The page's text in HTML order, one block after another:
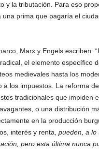
y la tributación. Para eso
prima que pagaría el
Marx y Engels escriben:
el elemento específico
medievales hasta los
a los impuestos. La reforma
tradicionales que impiden
o una distribución
en la producción
interés y renta, pueden, a lo
pero esta última nunca